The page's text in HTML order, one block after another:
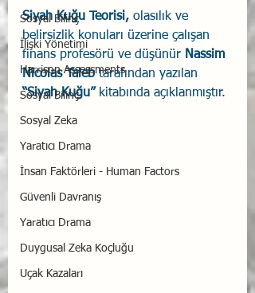
Sosyal Bilinç
İlişki Yönetimi
Harrison Assessments
Sosyal Bilinç
Sosyal Zeka
Yaratıcı Drama
İnsan Faktörleri - Human Factors
Güvenli Davranış
Yaratıcı Drama
Duygusal Zeka Koçluğu
Uçak Kazaları
Siyah Kuğu Teorisi, olasılık ve
belirsizlik konuları üzerine çalışan
finans profesörü ve düşünür Nassim
Nicolas Taleb tarafından yazılan
“Siyah Kuğu” kitabında açıklanmıştır.